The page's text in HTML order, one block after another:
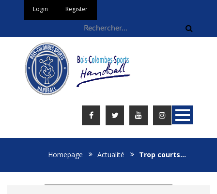
Login Register
Homepage Actualité Trop courts…